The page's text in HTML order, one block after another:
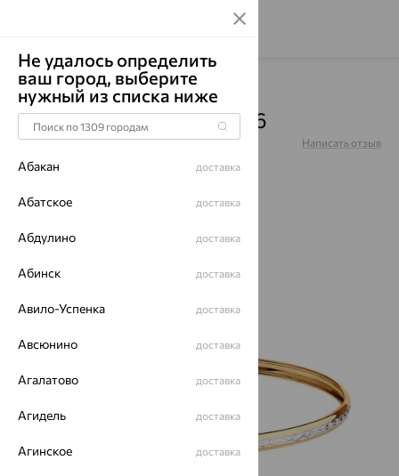
Главная Каталог Браслеты декоративные
Браслет, золото, 050366
Артикул:050366 Написать отзыв
Не удалось определить
ваш город, выберите
нужный из списка ниже
Абакан доставка
Абатское доставка
Абдулино доставка
Абинск доставка
Авило-Успенка доставка
Авсюнино доставка
Агалатово доставка
Агидель доставка
Агинское доставка